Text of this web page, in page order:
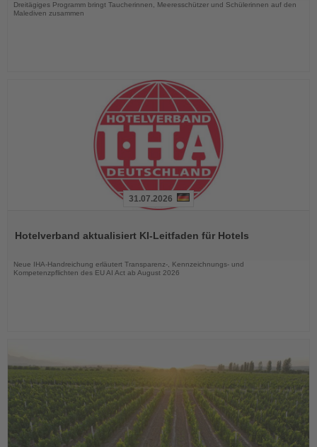
Dreitägiges Programm bringt Taucherinnen, Meeresschützer und Schülerinnen auf den
Malediven zusammen
die
31.07.2026
Hotelverband aktualisiert KI-Leitfaden für Hotels
Neue IHA-Handreichung erläutert Transparenz-, Kennzeichnungs- und
Kompetenzpflichten des EU AI Act ab August 2026